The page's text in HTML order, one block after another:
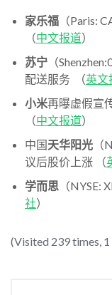
家乐福 （Paris:
（中文报道）
苏宁 （
配送服务 （英文
小米再曝虚假宣
（中文报道）
中国天华阳光
议后股价上涨 （
学而思 （NYSE:
社）
(Visited 239 times,